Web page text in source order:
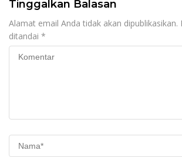
Tinggalkan Balasan
Alamat email Anda tidak akan dipublikasikan.
ditandai *